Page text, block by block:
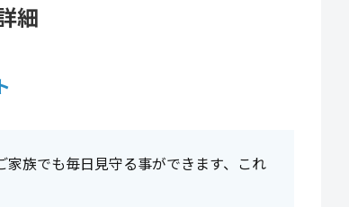
細
族でも毎日見守る事ができます、これ